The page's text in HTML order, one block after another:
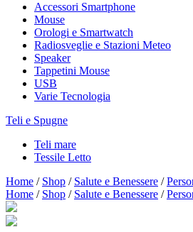
Accessori Smartphone
Mouse
Orologi e Smartwatch
Radiosveglie e Stazioni Meteo
Speaker
Tappetini Mouse
USB
Varie Tecnologia
Teli e Spugne
Teli mare
Tessile Letto
Home / Shop / Salute e Benessere /
Home / Shop / Salute e Benessere /